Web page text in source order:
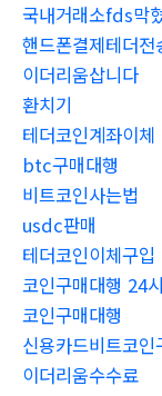
국내거래소fds막
핸드폰결제테더전
이더리움삽니다
환치기
테더코인계좌이체
btc구매대행
비트코인사는법
usdc판매
테더코인이체구입
코인구매대행 24시
코인구매대행
신용카드비트코인
이더리움수수료